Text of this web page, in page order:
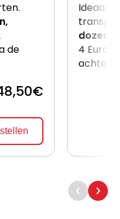
de
Ideaal
dozen
4